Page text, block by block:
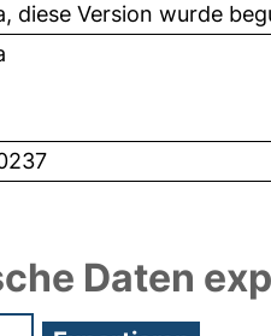
diese Version wurde
Daten